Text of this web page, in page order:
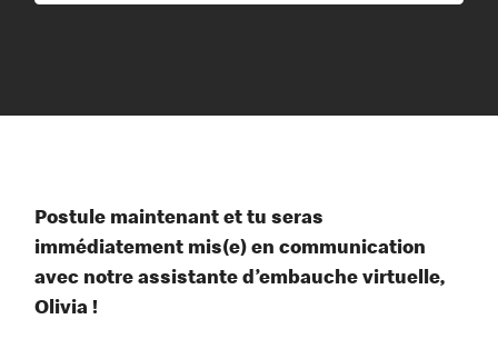
Postule maintenant et tu seras
immédiatement mis(e) en communication
avec notre assistante d’embauche virtuelle,
Olivia !